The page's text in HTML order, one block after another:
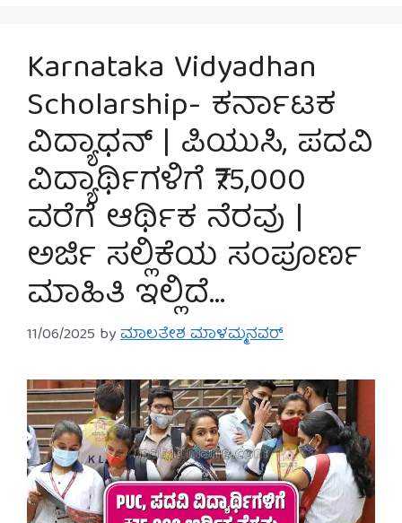
Karnataka Vidyadhan
Scholarship- ಕರ್ನಾಟಕ
ವಿದ್ಯಾಧನ್ | ಪಿಯುಸಿ, ಪದವಿ
ವಿದ್ಯಾರ್ಥಿಗಳಿಗೆ ₹75,000
ವರೆಗೆ ಆರ್ಥಿಕ ನೆರವು |
ಅರ್ಜಿ ಸಲ್ಲಿಕೆಯ ಸಂಪೂರ್ಣ
ಮಾಹಿತಿ ಇಲ್ಲಿದೆ…
11/06/2025 byಮಾಲತೇಶ ಮಾಳಮ್ಮನವರ್